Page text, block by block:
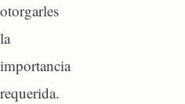
otorgarles
la
importancia
requerida.